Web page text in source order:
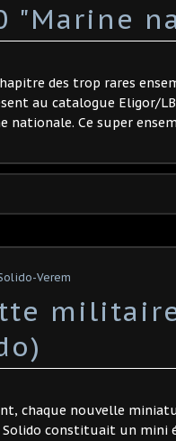
"Marine
des trop rares
au catalogue Eligor/
nationale. Ce super
Verem
chaque nouvelle
constituait un mini